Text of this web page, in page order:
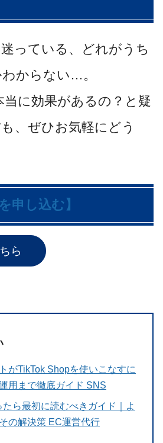
っている、どれがうち
からない…。
当に効果があるの？と疑
、ぜひお気軽にどう
申し込む】
ら
がTikTok Shopを使いこなすに
用まで徹底ガイド SNS
ら最初に読むべきガイド｜よ
の解決策 EC運営代行